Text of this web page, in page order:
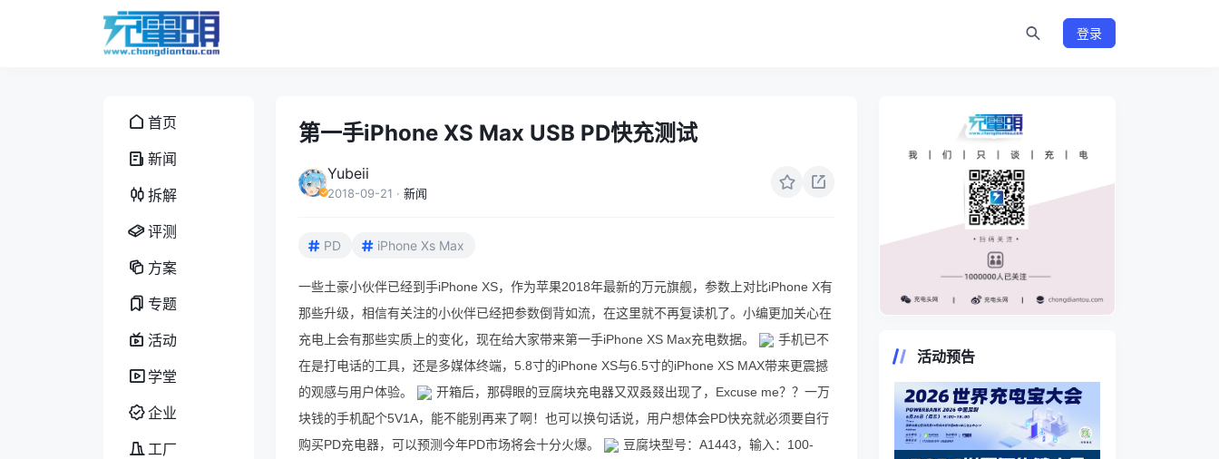
登录
首页
新闻
拆解
评测
方案
专题
活动
学堂
企业
工厂
第一手iPhone XS Max USB PD快充测试
Yubeii
2018-09-21 · 新闻
PD iPhone Xs Max
一些土豪小伙伴已经到手iPhone XS，作为苹果2018年最新的万元旗舰，参数上对比iPhone X有
那些升级，相信有关注的小伙伴已经把参数倒背如流，在这里就不再复读机了。小编更加关心在
充电上会有那些实质上的变化，现在给大家带来第一手iPhone XS Max充电数据。
手机已不
在是打电话的工具，还是多媒体终端，5.8寸的iPhone XS与6.5寸的iPhone XS MAX带来更震撼
的观感与用户体验。
开箱后，那碍眼的豆腐块充电器又双叒叕出现了，Excuse me？？一万
块钱的手机配个5V1A，能不能别再来了啊！也可以换句话说，用户想体会PD快充就必须要自行
购买PD充电器，可以预测今年PD市场将会十分火爆。
豆腐块型号：A1443，输入：100-
活动预告